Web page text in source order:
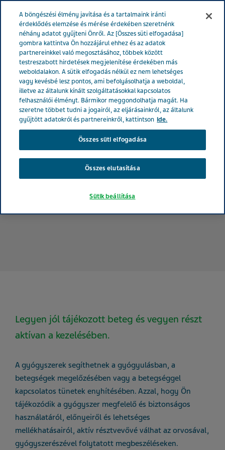
Magyarország Termékek A gyógyszerbiztonság és Ön
A gyógyszerbiztonság és
Ön
Legyen jól tájékozott beteg és vegyen részt
aktívan a kezelésében.
A gyógyszerek segíthetnek a gyógyulásban, a
betegségek megelőzésében vagy a betegséggel
kapcsolatos tünetek enyhítésében. Azzal, hogy Ön
tájékozódik a gyógyszer megfelelő és biztonságos
használatáról, előnyeiről és lehetséges
mellékhatásairól, aktív résztvevővé válhat az orvosával,
gyógyszerészével folytatott megbeszéléseken.
A böngészési élmény javítása és a tartalmaink iránti
érdeklődés elemzése és mérése érdekében szeretnénk
néhány adatot gyűjteni Önről. Az [Összes süti elfogadása]
gombra kattintva Ön hozzájárul ehhez és az adatok
partnereinkkel való megosztásához, többek között
testreszabott hirdetések megjelenítése érdekében más
weboldalakon. A sütik elfogadás nélkül ez nem lehetséges
vagy kevésbé lesz pontos, ami befolyásolhatja a weboldal,
illetve az általunk kínált szolgáltatásokkal kapcsolatos
felhasználói élményt. Bármikor meggondolhatja magát. Ha
szeretne többet tudni a jogairól, az eljárásainkról, az általunk
gyűjtött adatokról és partnereinkről, kattintson ide.
Összes süti elfogadása
Összes elutasítása
Sütik beállítása